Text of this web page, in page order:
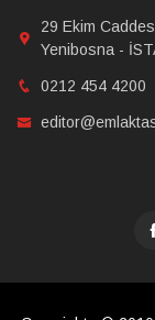
29 Ekim
Yenibosna -
0212 454 4200